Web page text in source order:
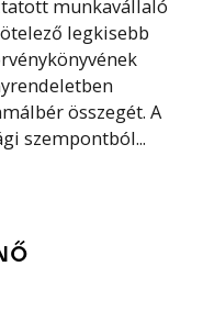
munkavállaló
legkisebb
összegét. A
szempontból...